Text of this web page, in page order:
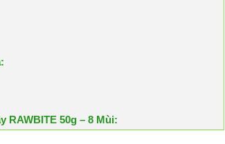
RAWBITE 50g – 8 Mùi: